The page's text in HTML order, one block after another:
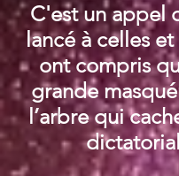
C'est un appel
lancé à celles
ont compris
grande
l’arbre qui